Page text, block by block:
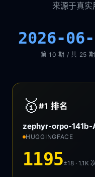
来源于真实
2026-
第 10 期 / 共 25 期
🥇 #1排名
zephyr-orpo-141b-
HUGGINGFACE
1195±18 · 1.1K